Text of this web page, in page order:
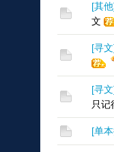
[其他
文
[寻文
[寻文
只记
[单